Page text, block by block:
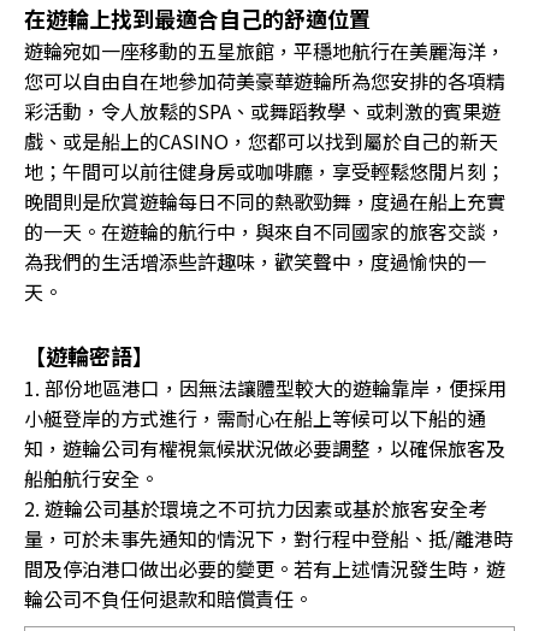
在遊輪上找到最適合自己的舒適位置
遊輪宛如一座移動的五星旅館，平穩地航行在美麗海洋，
您可以自由自在地參加荷美豪華遊輪所為您安排的各項精
彩活動，令人放鬆的SPA、或舞蹈教學、或刺激的賓果遊
戲、或是船上的CASINO，您都可以找到屬於自己的新天
地；午間可以前往健身房或咖啡廳，享受輕鬆悠閒片刻；
晚間則是欣賞遊輪每日不同的熱歌勁舞，度過在船上充實
的一天。在遊輪的航行中，與來自不同國家的旅客交談，
為我們的生活增添些許趣味，歡笑聲中，度過愉快的一
天。
【遊輪密語】
1. 部份地區港口，因無法讓體型較大的遊輪靠岸，便採用
小艇登岸的方式進行，需耐心在船上等候可以下船的通
知，遊輪公司有權視氣候狀況做必要調整，以確保旅客及
船舶航行安全。
2. 遊輪公司基於環境之不可抗力因素或基於旅客安全考
量，可於未事先通知的情況下，對行程中登船、抵/離港時
間及停泊港口做出必要的變更。若有上述情況發生時，遊
輪公司不負任何退款和賠償責任。